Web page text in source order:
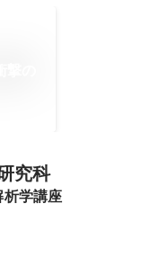
究科
学講座